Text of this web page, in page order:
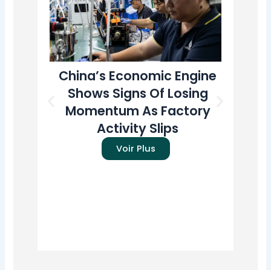
China’s Economic Engine
Shows Signs Of Losing
Momentum As Factory
Activity Slips
Voir Plus